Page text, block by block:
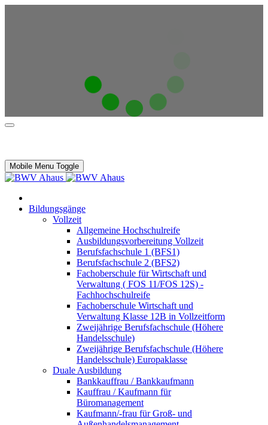
Mobile Menu Toggle
Bildungsgänge
Vollzeit
Allgemeine Hochschulreife
Ausbildungsvorbereitung Vollzeit
Berufsfachschule 1 (BFS1)
Berufsfachschule 2 (BFS2)
Fachoberschule für Wirtschaft und
Verwaltung ( FOS 11/FOS 12S) -
Fachhochschulreife
Fachoberschule Wirtschaft und
Verwaltung Klasse 12B in Vollzeitform
Zweijährige Berufsfachschule (Höhere
Handelsschule)
Zweijährige Berufsfachschule (Höhere
Handelsschule) Europaklasse
Duale Ausbildung
Bankkauffrau / Bankkaufmann
Kauffrau / Kaufmann für
Büromanagement
Kaufmann/-frau für Groß- und